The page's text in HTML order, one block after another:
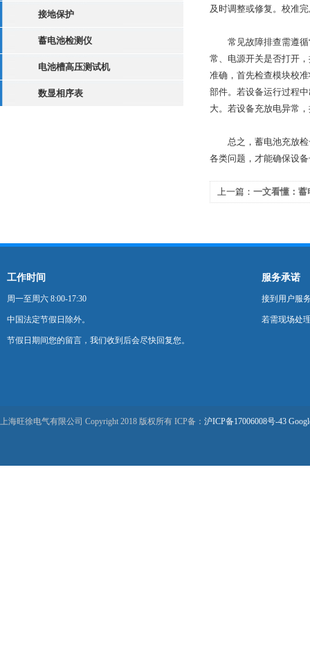
接地保护
蓄电池检测仪
电池槽高压测试机
数显相序表
及时调整或修复。校准
常见故障排查需遵循“
常、电源开关是否打开
准确，首先检查模块校
部件。若设备运行过程
大。若设备充放电异常
总之，蓄电池充放检
各类问题，才能确保设
上一篇： 一文看懂：蓄
工作时间
周一至周六 8:00-17:30
中国法定节假日除外。
节假日期间您的留言，我们收到后会尽快回复您。
服务承诺
接到用户服
若需现场处
上海旺徐电气有限公司 Copyright 2018 版权所有 ICP备： 沪ICP备17006008号-43